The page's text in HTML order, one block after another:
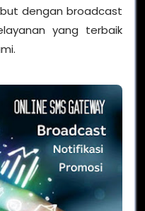
dengan broadcast
yang terbaik